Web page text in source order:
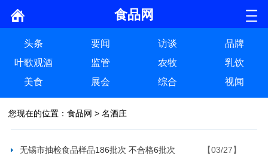
食品网
头条 要闻 访谈
品牌
叶歌观酒
监管 农牧
乳饮
美食
展会 综合 视闻
您现在的位置： 食品网 > 名酒庄
无锡市抽检食品样品186批次 不合格6批次
【03/27】